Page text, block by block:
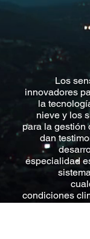
Los
innovadores
la
nieve y los
para la gestión
dan
especialidad
condiciones
estaciones